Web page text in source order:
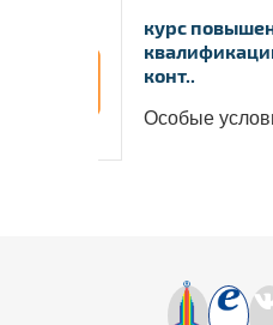
курс
конт..
Особые